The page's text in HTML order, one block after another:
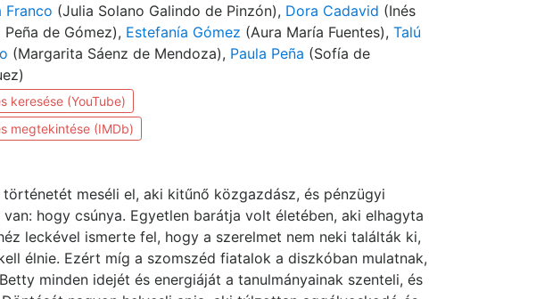
Franco (Julia Solano Galindo de Pinzón), Dora Cadavid (Inés
Peña de Gómez), Estefanía Gómez (Aura María Fuentes), Talú
(Margarita Sáenz de Mendoza), Paula Peña (Sofía de
keresése (YouTube)
megtekintése (IMDb)
meséli el, aki kitűnő közgazdász, és pénzügyi
hogy csúnya. Egyetlen barátja volt életében, aki elhagyta
leckével ismerte fel, hogy a szerelmet nem neki találták ki,
élnie. Ezért míg a szomszéd fiatalok a diszkóban mulatnak,
minden idejét és energiáját a tanulmányainak szenteli, és